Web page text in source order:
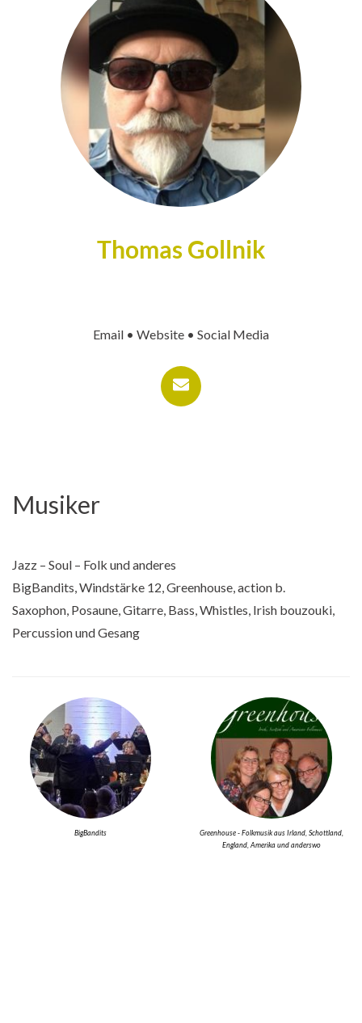
Thomas Gollnik
Email • Website • Social Media
Musiker
Jazz – Soul – Folk und anderes
BigBandits, Windstärke 12, Greenhouse, action b.
Saxophon, Posaune, Gitarre, Bass, Whistles, Irish bouzouki,
Percussion und Gesang
BigBandits
Greenhouse - Folkmusik aus Irland, Schottland,
England, Amerika und anderswo